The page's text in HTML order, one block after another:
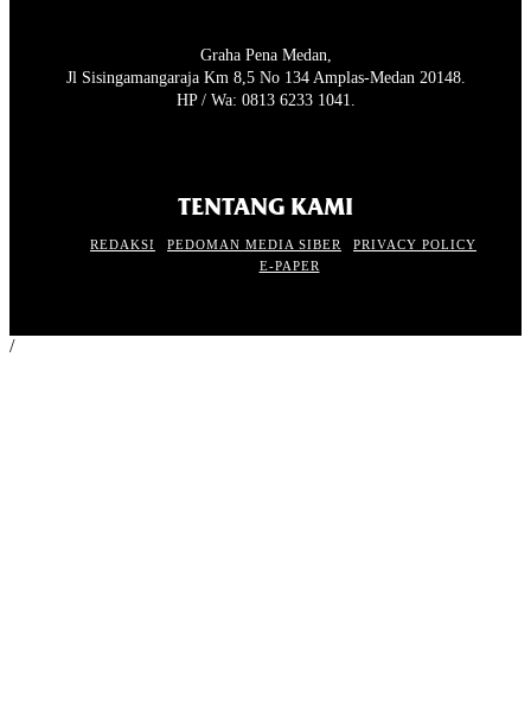
Graha Pena Medan,
Jl Sisingamangaraja Km 8,5 No 134 Amplas-Medan 20148.
HP / Wa: 0813 6233 1041.
TENTANG KAMI
REDAKSI PEDOMAN MEDIA SIBER
PRIVACY POLICY
E-PAPER
/